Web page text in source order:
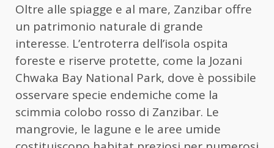
Oltre alle spiagge e al mare, Zanzibar offre
un patrimonio naturale di grande
interesse. L’entroterra dell’isola ospita
foreste e riserve protette, come la Jozani
Chwaka Bay National Park, dove è possibile
osservare specie endemiche come la
scimmia colobo rosso di Zanzibar. Le
mangrovie, le lagune e le aree umide